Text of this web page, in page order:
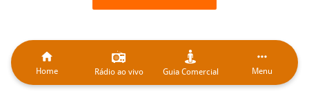
Home Rádio ao vivo Guia Comercial Menu